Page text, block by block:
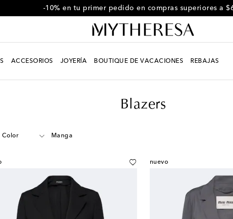
-10% en tu primer pedido en compras superiores a
ACCESORIOS JOYERÍA BOUTIQUE DE VACACIONES REBAJAS
Blazers
Color Manga
nuevo